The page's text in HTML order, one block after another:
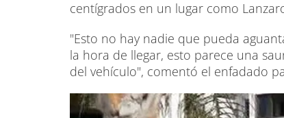
centígrados en un lugar como
"Esto no hay nadie que pueda
la hora de llegar, esto parece una
del vehículo", comentó el enfadado